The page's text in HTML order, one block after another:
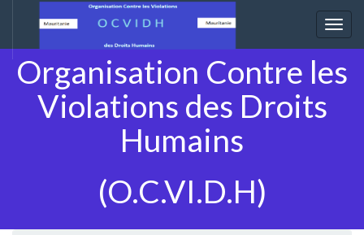
Organisation Contre les
Violations des Droits
Humains
(O.C.VI.D.H)